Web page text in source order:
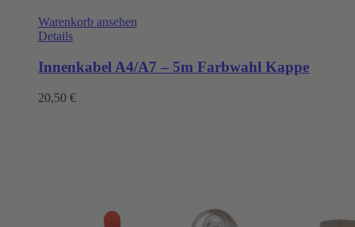
Warenkorb ansehen
Details
Innenkabel A4/A7 – 5m Farbwahl Kappe
20,50 €